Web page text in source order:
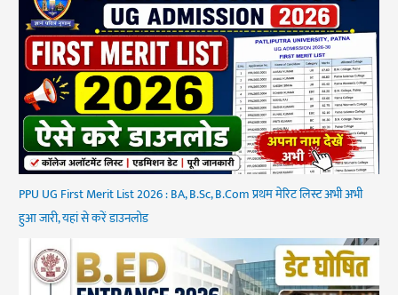
PPU UG First Merit List 2026 : BA, B.Sc, B.Com प्रथम मेरिट लिस्ट अभी अभी
हुआ जारी, यहां से करें डाउनलोड